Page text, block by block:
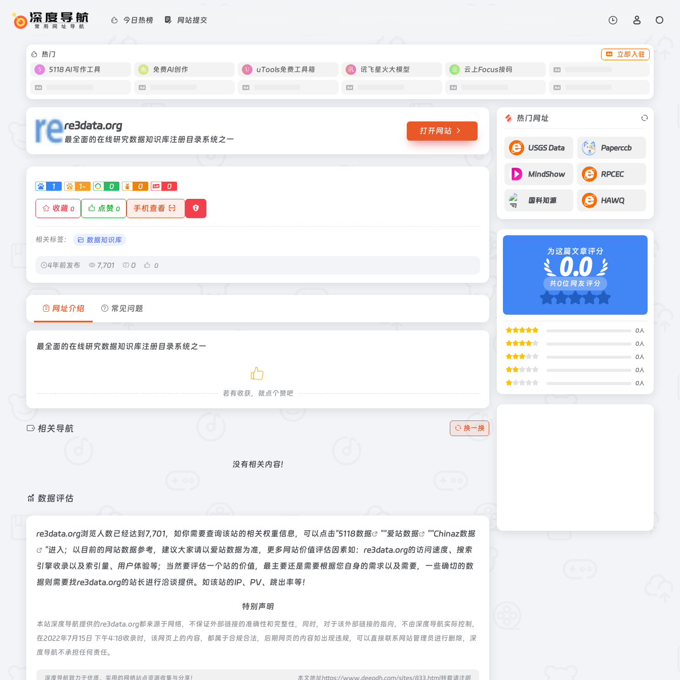
今日热榜 网站提交
热门
立即入驻
5118 AI写作工具
免费AI创作 uTools免费工具箱 讯飞星火大模型 云上Focus接码
re3data.org
最全面的在线研究数据知识库注册目录系统之一
打开网站
1 1- 0 0 0
收藏 0 点赞 0 手机查看
相关标签： 数据知识库
4年前发布 7,701 0 0
网址介绍 常见问题
最全面的在线研究数据知识库注册目录系统之一
若有收获，就点个赞吧
相关导航 换一换
没有相关内容!
数据评估
re3data.org浏览人数已经达到7,701，如你需要查询该站的相关权重信息，可以点击"5118数据 ""爱站数据 ""Chinaz数据
"进入；以目前的网站数据参考，建议大家请以爱站数据为准，更多网站价值评估因素如：re3data.org的访问速度、搜索
引擎收录以及索引量、用户体验等；当然要评估一个站的价值，最主要还是需要根据您自身的需求以及需要，一些确切的数
据则需要找re3data.org的站长进行洽谈提供。如该站的IP、PV、跳出率等！
特别声明
本站深度导航提供的re3data.org都来源于网络，不保证外部链接的准确性和完整性，同时，对于该外部链接的指向，不由深度导航实际控制，
在2022年7月15日 下午4:18收录时，该网页上的内容，都属于合规合法，后期网页的内容如出现违规，可以直接联系网站管理员进行删除，深
度导航不承担任何责任。
深度导航致力于优质、实用的网络站点资源收集与分享！ 本文地址https://www.deepdh.com/sites/833.html转载请注明
热门网址
USGS Data Paperccb
MindShow RPCEC
国科知源 HAWQ
为这篇文章评分
0.0
共0位网友评分
0人
0人
0人
0人
0人